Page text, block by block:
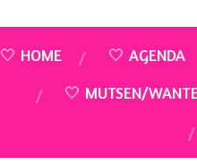
🤍 HOME 🤍 AGENDA
🤍 MUTSEN/